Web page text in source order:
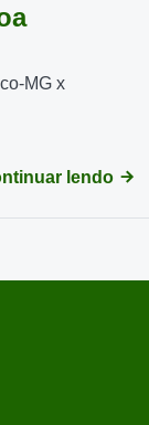
MG x
lendo